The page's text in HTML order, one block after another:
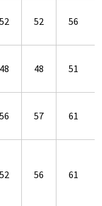
52 52 56
48 48 51
56 57 61
52 56 61